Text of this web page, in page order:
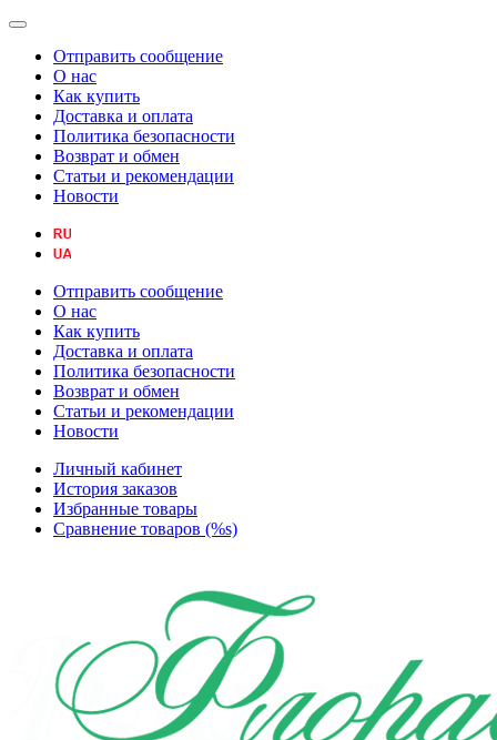
Отправить сообщение
О нас
Как купить
Доставка и оплата
Политика безопасности
Возврат и обмен
Статьи и рекомендации
Новости
Отправить сообщение
О нас
Как купить
Доставка и оплата
Политика безопасности
Возврат и обмен
Статьи и рекомендации
Новости
Личный кабинет
История заказов
Избранные товары
Сравнение товаров (%s)